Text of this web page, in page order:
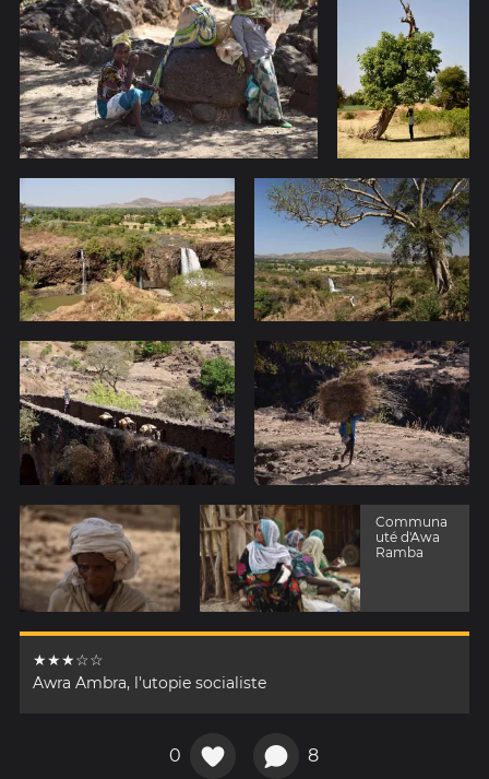
Communa
uté d'Awa
Ramba
★★★☆☆
Awra Ambra, l'utopie socialiste
0 8